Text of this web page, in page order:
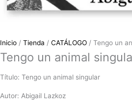
Inicio / Tienda / CATÁLOGO / Tengo un
Tengo un animal
Título: Tengo un animal singular
Autor: Abigail Lazkoz